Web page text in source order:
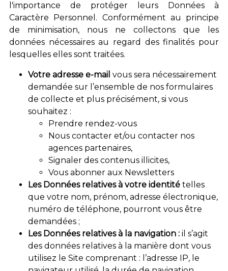
l'importance de protéger leurs Données à
Caractère Personnel. Conformément au principe
de minimisation, nous ne collectons que les
données nécessaires au regard des finalités pour
lesquelles elles sont traitées.
Votre adresse e-mail vous sera nécessairement
demandée sur l’ensemble de nos formulaires
de collecte et plus précisément, si vous
souhaitez :
Prendre rendez-vous
Nous contacter et/ou contacter nos
agences partenaires,
Signaler des contenus illicites,
Vous abonner aux Newsletters
Les Données relatives à votre identité telles
que votre nom, prénom, adresse électronique,
numéro de téléphone, pourront vous être
demandées ;
Les Données relatives à la navigation : il s’agit
des données relatives à la manière dont vous
utilisez le Site comprenant : l’adresse IP, le